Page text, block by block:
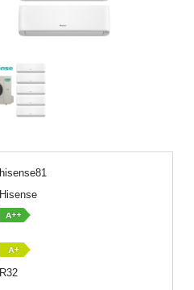
hisense81
Hisense
R32